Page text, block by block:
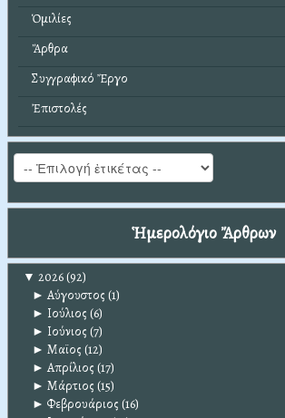
Ὁμιλίες
Ἄρθρα
Συγγραφικό Ἔργο
Ἐπιστολές
Ἡμερολόγιο Ἄρθρων
▼ 2026(92)
► Αύγουστος (1)
► Ιούλιος (6)
► Ιούνιος (7)
► Μαϊος (12)
► Απρίλιος (17)
► Μάρτιος (15)
► Φεβρουάριος (16)